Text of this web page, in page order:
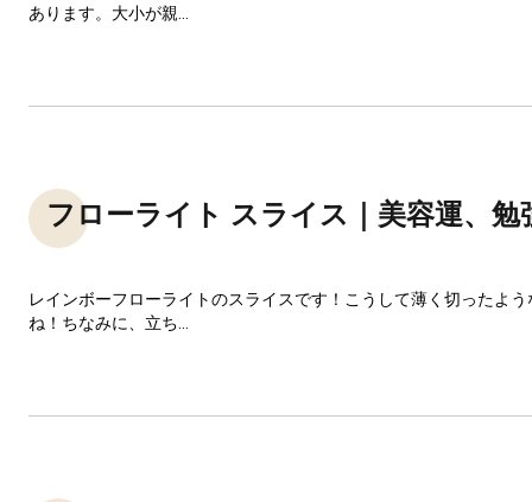
あります。大小が親...
フローライト スライス｜美容運、勉
レインボーフローライトのスライスです！こうして薄く切ったよ
ね！ちなみに、立ち...